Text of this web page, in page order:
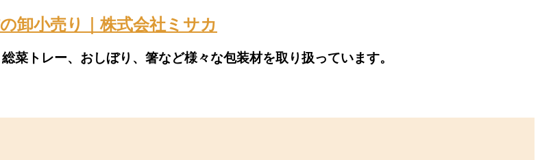
トレー、おしぼり、箸など様々な包装材を取り扱っています。